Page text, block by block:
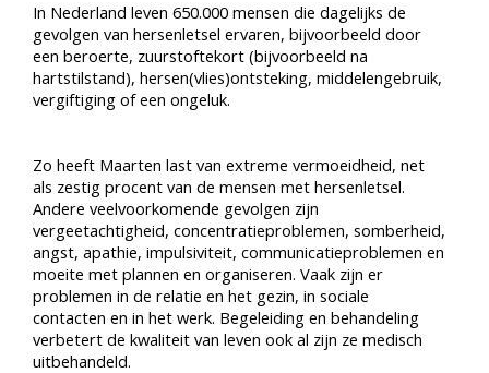
In Nederland leven 650.000 mensen die dagelijks de
gevolgen van hersenletsel ervaren, bijvoorbeeld door
een beroerte, zuurstoftekort (bijvoorbeeld na
hartstilstand), hersen(vlies)ontsteking, middelengebruik,
vergiftiging of een ongeluk.
Zo heeft Maarten last van extreme vermoeidheid, net
als zestig procent van de mensen met hersenletsel.
Andere veelvoorkomende gevolgen zijn
vergeetachtigheid, concentratieproblemen, somberheid,
angst, apathie, impulsiviteit, communicatieproblemen en
moeite met plannen en organiseren. Vaak zijn er
problemen in de relatie en het gezin, in sociale
contacten en in het werk. Begeleiding en behandeling
verbetert de kwaliteit van leven ook al zijn ze medisch
uitbehandeld.